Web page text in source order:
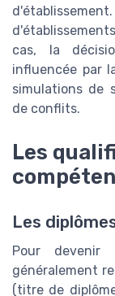
cas, la
influencée par
simulations de
de conflits.
Les
Les
Pour devenir
généralement
(titre de